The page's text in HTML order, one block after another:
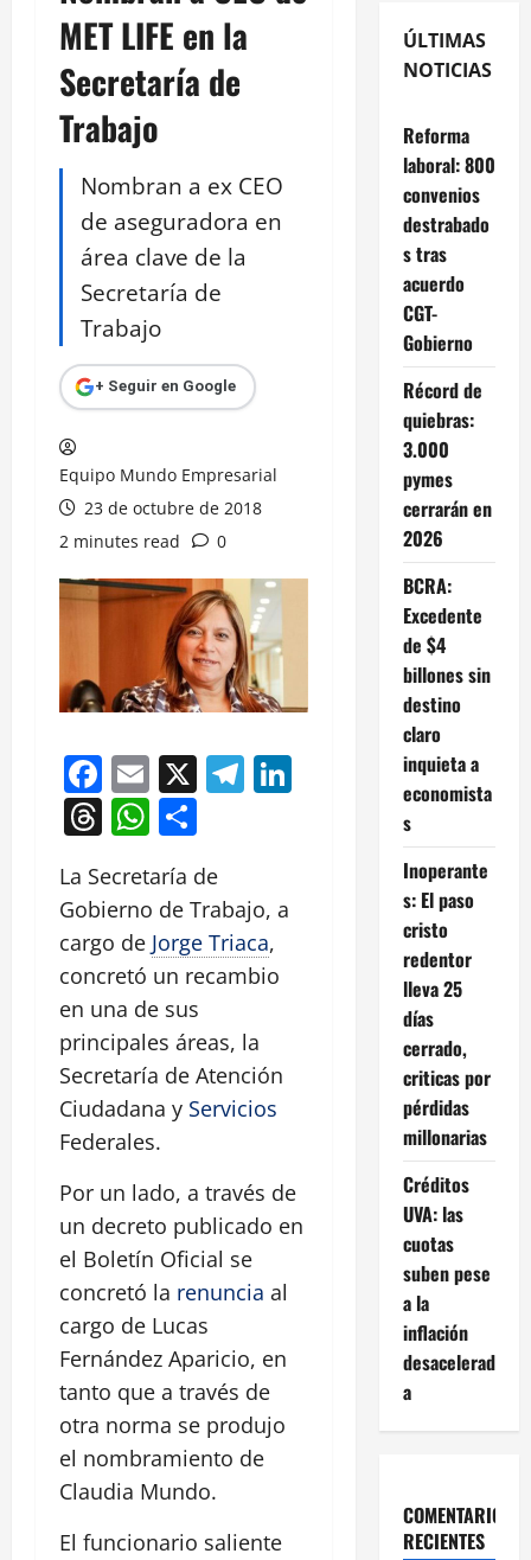
MET LIFE en la
Secretaría de
Trabajo
Nombran a ex CEO
de aseguradora en
área clave de la
Secretaría de
Trabajo
+ Seguir en Google
Equipo Mundo Empresarial
23 de octubre de 2018
2 minutes read
0
Facebook
Email
X Telegram
LinkedIn
Threads
WhatsApp
La Secretaría de
Gobierno de Trabajo, a
cargo de Jorge Triaca,
concretó un recambio
en una de sus
principales áreas, la
Secretaría de Atención
Ciudadana y Servicios
Federales.
Por un lado, a través de
un decreto publicado en
el Boletín Oficial se
concretó la renuncia al
cargo de Lucas
Fernández Aparicio, en
tanto que a través de
otra norma se produjo
el nombramiento de
Claudia Mundo.
El funcionario saliente
ÚLTIMAS
NOTICIAS
Reforma
laboral: 800
convenios
destrabado
s tras
acuerdo
CGT-
Gobierno
Récord de
quiebras:
3.000
pymes
cerrarán en
2026
BCRA:
Excedente
de $4
billones sin
destino
claro
inquieta a
economista
s
Inoperante
s: El paso
cristo
redentor
lleva 25
días
cerrado,
criticas por
pérdidas
millonarias
Créditos
UVA: las
cuotas
suben pese
a la
inflación
desacelerad
a
COMENTARIOS
RECIENTES